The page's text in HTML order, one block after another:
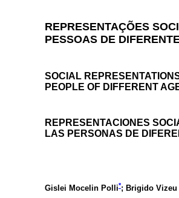
REPRESENTAÇÕES
PESSOAS DE
SOCIAL
PEOPLE OF DIFFERENT
REPRESENTACIONES
LAS PERSONAS DE
Gislei Mocelin Polli*; Brigido Vizeu